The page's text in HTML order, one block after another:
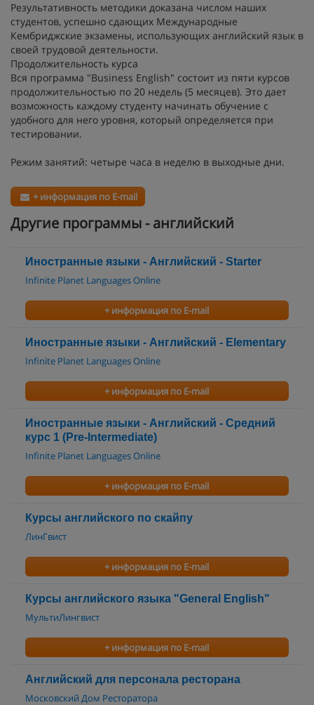
Результативность методики доказана числом наших
студентов, успешно сдающих Международные
Кембриджские экзамены, использующих английский язык в
своей трудовой деятельности.
Продолжительность курса
Вся программа "Business English" состоит из пяти курсов
продолжительностью по 20 недель (5 месяцев). Это дает
возможность каждому студенту начинать обучение с
удобного для него уровня, который определяется при
тестировании.
Режим занятий: четыре часа в неделю в выходные дни.
+ информация по E-mail
Другие программы - английский
Иностранные языки - Английский - Starter
Infinite Planet Languages Online
+ информация по E-mail
Иностранные языки - Английский - Elementary
Infinite Planet Languages Online
+ информация по E-mail
Иностранные языки - Английский - Средний
курс 1 (Pre-Intermediate)
Infinite Planet Languages Online
+ информация по E-mail
Курсы английского по скайпу
ЛинГвист
+ информация по E-mail
Курсы английского языка "General English"
МультиЛингвист
+ информация по E-mail
Английский для персонала ресторана
Московский Дом Ресторатора